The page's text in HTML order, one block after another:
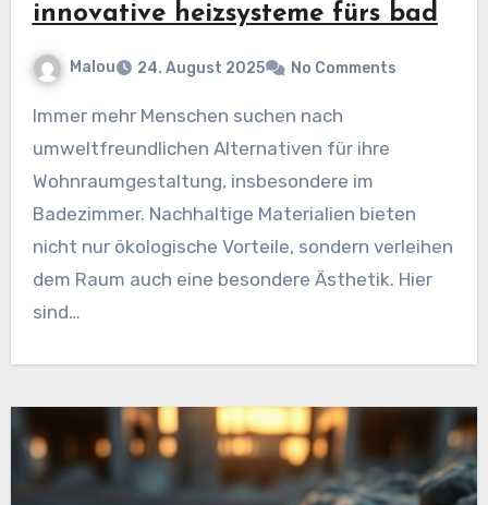
innovative heizsysteme fürs bad
Malou 24. August 2025 No Comments
Immer mehr Menschen suchen nach
umweltfreundlichen Alternativen für ihre
Wohnraumgestaltung, insbesondere im
Badezimmer. Nachhaltige Materialien bieten
nicht nur ökologische Vorteile, sondern verleihen
dem Raum auch eine besondere Ästhetik. Hier
sind…